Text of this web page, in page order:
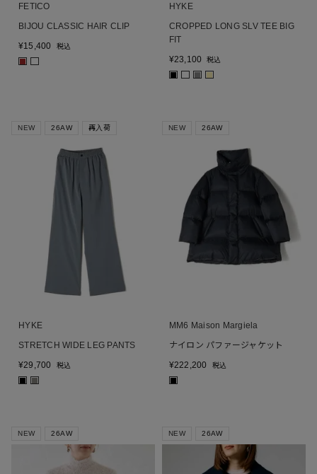
FETICO
BIJOU CLASSIC HAIR CLIP
¥15,400 税込
■
HYKE
CROPPED LONG SLV TEE BIG
FIT
¥23,100 税込
■ ■ ■
NEW 26AW 再入荷
HYKE
STRETCH WIDE LEG PANTS
¥29,700 税込
NEW 26AW
MM6 Maison Margiela
ナイロン パファージャケット
¥222,200 税込
NEW 26AW NEW 26AW